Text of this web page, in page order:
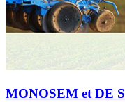
MONOSEM et DE